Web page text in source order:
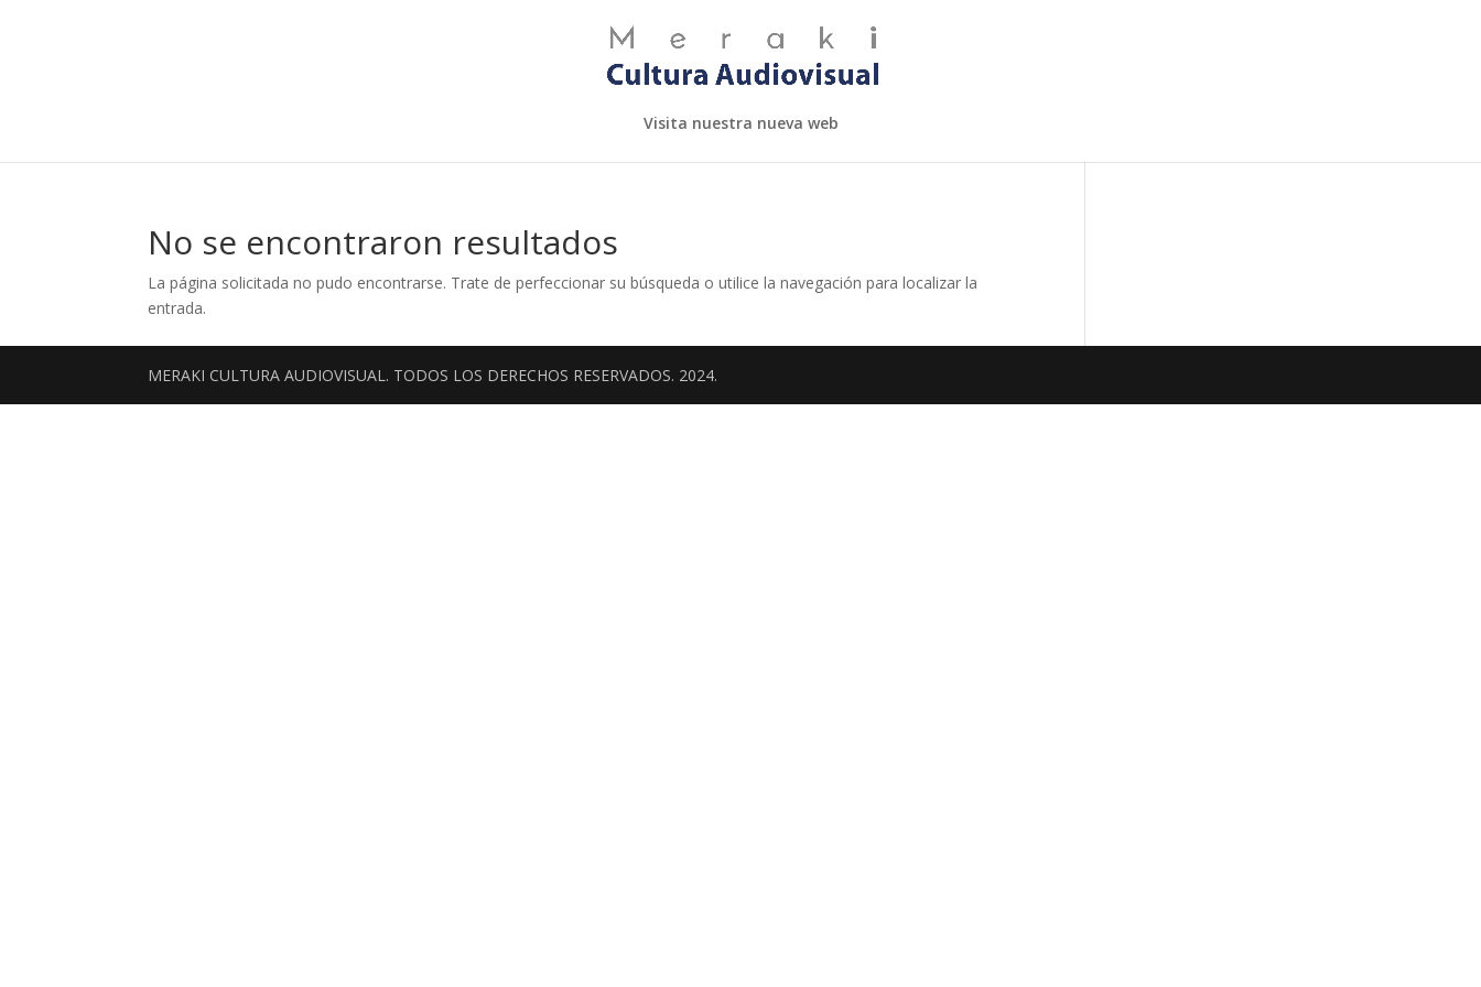
Visita nuestra nueva web
No se encontraron resultados
La página solicitada no pudo encontrarse. Trate de perfeccionar su búsqueda o utilice la navegación para localizar la
entrada.
MERAKI CULTURA AUDIOVISUAL. TODOS LOS DERECHOS RESERVADOS. 2024.